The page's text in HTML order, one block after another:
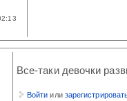
Все-таки девочки
Войти или